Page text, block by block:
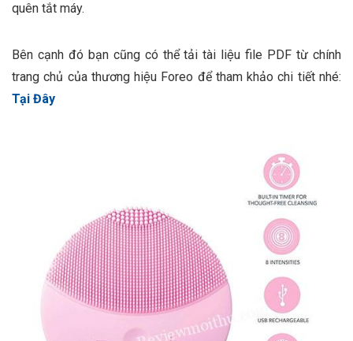
quên tắt máy.
Bên cạnh đó bạn cũng có thể tải tài liệu file PDF từ chính
trang chủ của thương hiệu Foreo để tham khảo chi tiết nhé:
Tại Đây